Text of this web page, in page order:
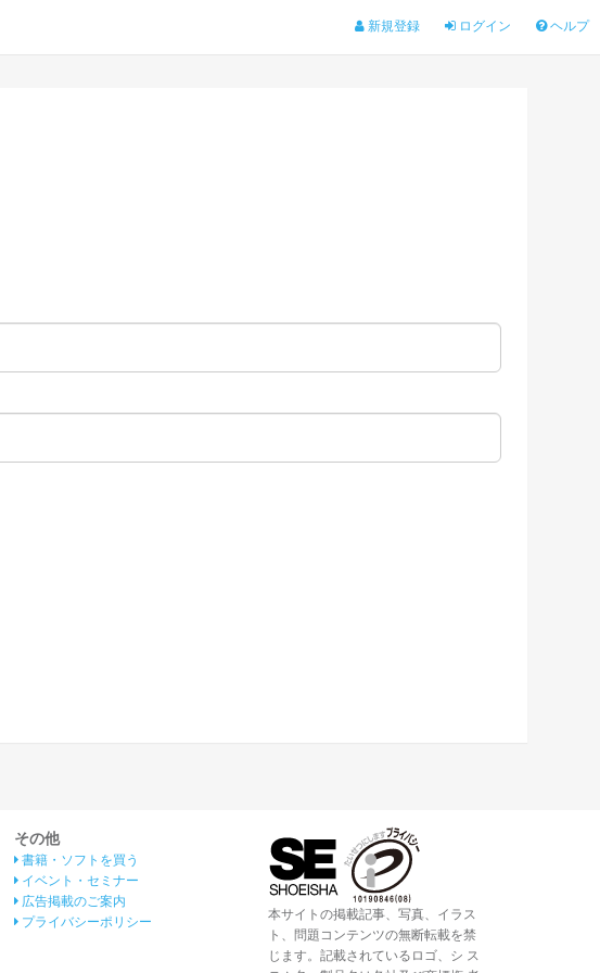
新規登録 ログイン ヘルプ
その他
書籍・ソフトを買う
イベント・セミナー
広告掲載のご案内
プライバシーポリシー
本サイトの掲載記事、写真、イラス
ト、問題コンテンツの無断転載を禁
じます。記載されているロゴ、シ ス